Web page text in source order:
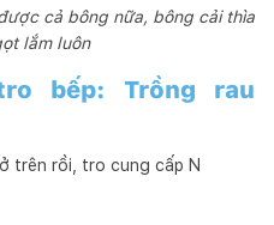
cả bông nữa, bông cải thìa
lắm luôn
bếp: Trồng rau
trên rồi, tro cung cấp N